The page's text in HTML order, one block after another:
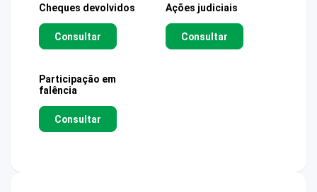
Cheques devolvidos
Consultar
Ações judiciais
Consultar
Participação em
falência
Consultar